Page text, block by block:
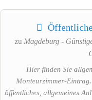
zu Magdeburg -
Hier finden Sie
Monteurzimmer-
öffentliches, allgemeines